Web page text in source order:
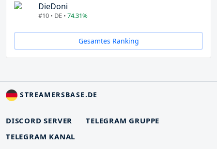
DieDoni
#10 • DE • 74.31%
Gesamtes Ranking
STREAMERSBASE.DE
DISCORD SERVER
TELEGRAM GRUPPE
TELEGRAM KANAL